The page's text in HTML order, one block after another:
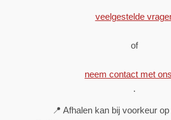
veelgestelde
of
neem contact met
.
📍 Afhalen kan bij voorkeur